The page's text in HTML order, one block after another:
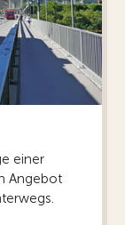
einer
Angebot